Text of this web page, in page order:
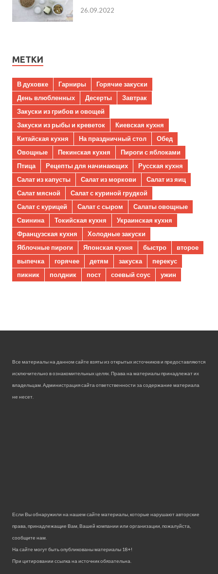
26.09.2022
МЕТКИ
В духовке Гарниры
Горячие закуски
День влюбленных
Десерты
Завтрак
Закуски из грибов и овощей
Закуски из рыбы и креветок
Киевская кухня
Китайская кухня
На праздничный стол
Обед
Овощные
Пекинская кухня
Пироги с яблоками
Птица
Рецепты для начинающих
Русская кухня
Салат из капусты
Салат из моркови
Салат из яиц
Салат мясной
Салат с куриной грудкой
Салат с курицей
Салат с сыром
Салаты овощные
Свинина
Токийская кухня
Украинская кухня
Французская кухня
Холодные закуски
Яблочные пироги
Японская кухня быстро
второе
выпечка
горячее детям закуска
перекус
пикник
полдник пост соевый соус ужин
Все материалы на данном сайте взяты из открытых источников и предоставляются
исключительно в ознакомительных целях. Права на материалы принадлежат их
владельцам. Администрация сайта ответственности за содержание материала
не несет.
Если Вы обнаружили на нашем сайте материалы, которые нарушают авторские
права, принадлежащие Вам, Вашей компании или организации, пожалуйста,
сообщите нам.
На сайте могут быть опубликованы материалы 18+!
При цитировании ссылка на источник обязательна.